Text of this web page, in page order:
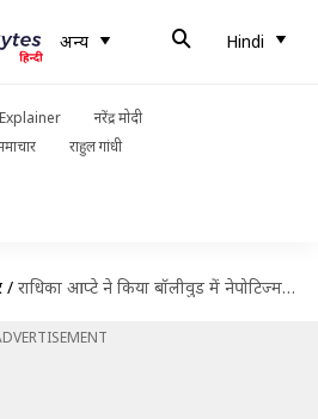
अन्य Hindi
नरेंद्र मोदी
राहुल गांधी
/ राधिका आप्टे ने किया बॉलीवुड में नेपोटिज्म का समर्थन, कही यह बड़ी बात